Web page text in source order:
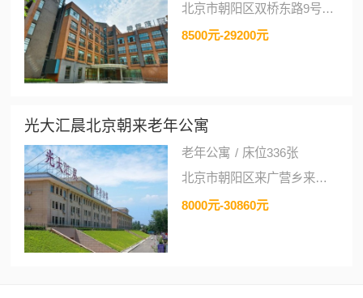
北京市朝阳区双桥东路9号康城花园西区23号楼(康城花园西区)
8500元-29200元
光大汇晨北京朝来老年公寓
老年公寓 / 床位336张
北京市朝阳区来广营乡来朝来森林公园斜对面
8000元-30860元